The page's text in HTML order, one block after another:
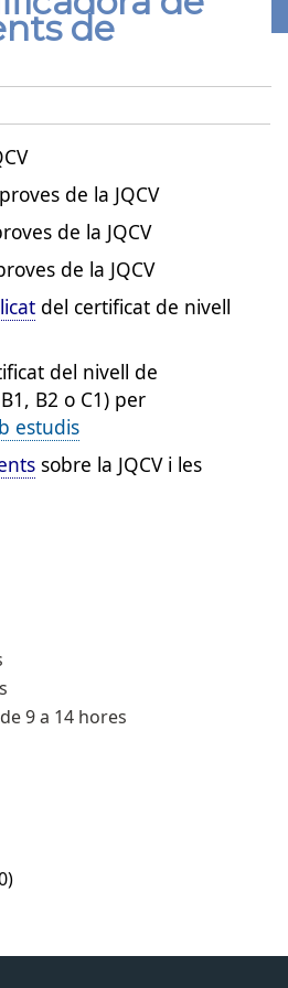
de
de Coneixements de
de la JQCV
de la JQCV
de la JQCV
del certificat de nivell
del nivell de
B2 o C1) per
estudis
sobre la JQCV i les
9 a 14 hores